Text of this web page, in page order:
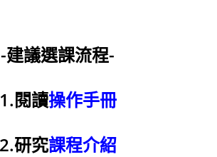
-建議選課流程-
1.閱讀操作手冊
2.研究課程介紹